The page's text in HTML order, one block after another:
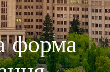
форма